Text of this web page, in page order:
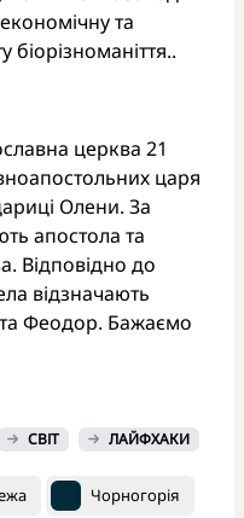
та
біорізноманіття..
церква 21
царя
Олени. За
апостола та
Відповідно до
відзначають
Феодор. Бажаємо
СВІТ ЛАЙФХАКИ
Чорногорія